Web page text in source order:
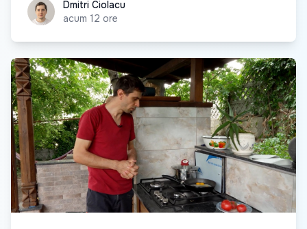
Dmitri Ciolacu
Dmitri Ciolacu
acum 12 ore